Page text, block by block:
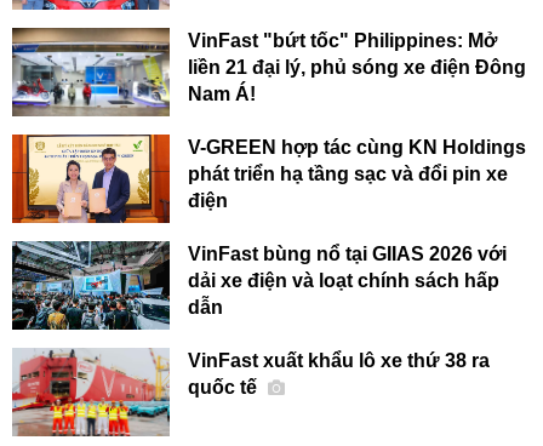
VinFast "bứt tốc" Philippines: Mở
liền 21 đại lý, phủ sóng xe điện Đông
Nam Á!
V-GREEN hợp tác cùng KN Holdings
phát triển hạ tầng sạc và đổi pin xe
điện
VinFast bùng nổ tại GIIAS 2026 với
dải xe điện và loạt chính sách hấp
dẫn
VinFast xuất khẩu lô xe thứ 38 ra
quốc tế